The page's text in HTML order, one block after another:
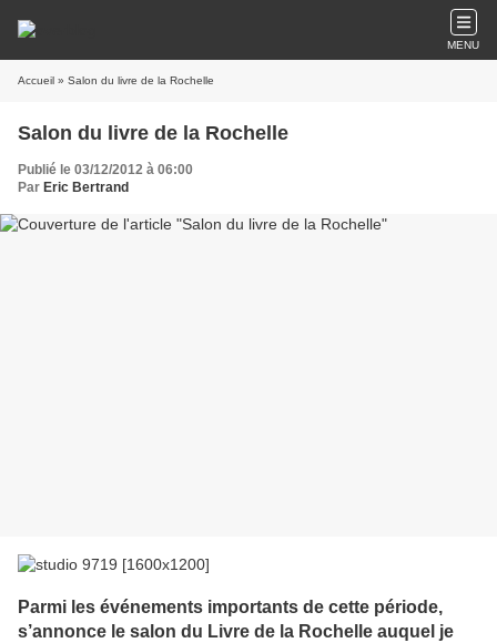
MENU
Accueil » Salon du livre de la Rochelle
Salon du livre de la Rochelle
Publié le 03/12/2012 à 06:00
Par Eric Bertrand
Parmi les événements importants de cette période,
s’annonce le salon du Livre de la Rochelle auquel je